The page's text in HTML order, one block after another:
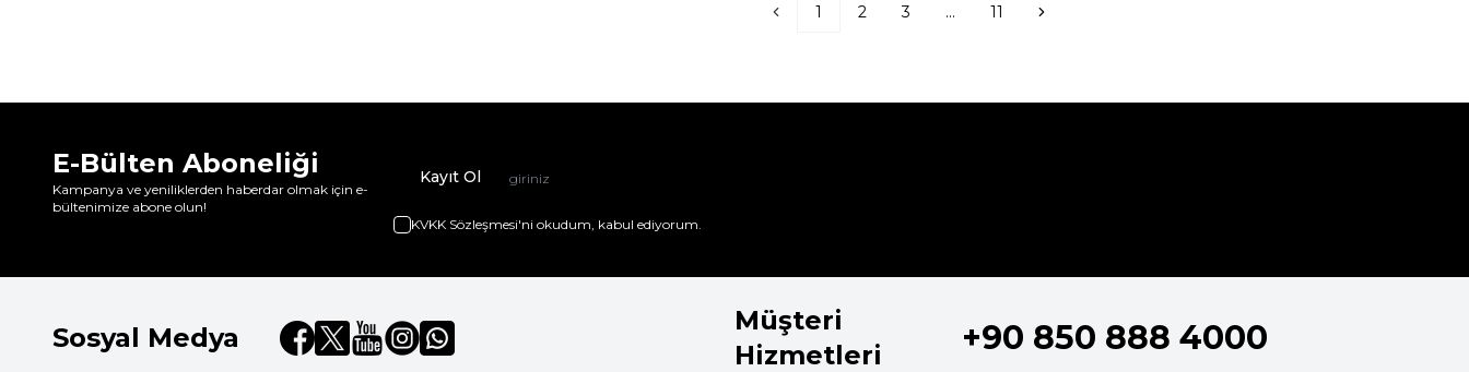
1 2 3 ... 11
E-Bülten Aboneliği
Kampanya ve yeniliklerden haberdar olmak için e-
bültenimize abone olun!
Kayıt Ol
KVKK Sözleşmesi'ni okudum, kabul ediyorum.
Sosyal Medya
Müşteri
Hizmetleri
+90 850 888 4000